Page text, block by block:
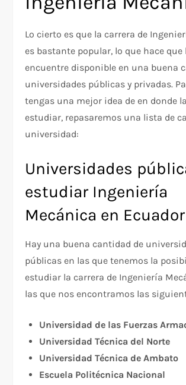
Lo cierto es que la carrera de
es bastante popular, lo que hace que
encuentre disponible en una buena
universidades públicas y privadas.
tengas una mejor idea de en donde
estudiar, repasaremos una lista de
universidad:
Universidades
estudiar Ingeniería
Mecánica en Ecuador
Hay una buena cantidad de
públicas en las que tenemos la
estudiar la carrera de Ingeniería
las que nos encontramos las
Universidad de las Fuerzas
Universidad Técnica del Norte
Universidad Técnica de Ambato
Escuela Politécnica Nacional